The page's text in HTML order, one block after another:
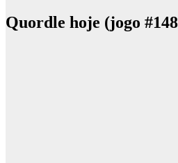
Quordle hoje (jogo